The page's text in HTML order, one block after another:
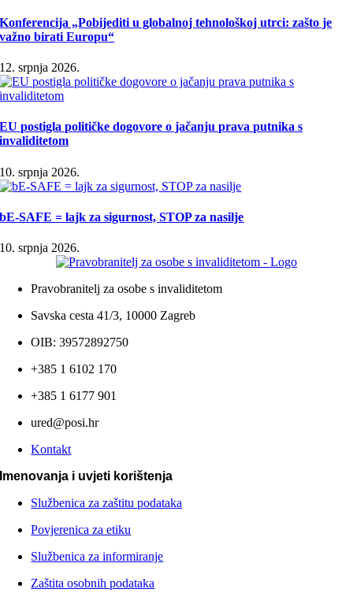
Konferencija „Pobijediti u globalnoj tehnološkoj utrci: zašto je
važno birati Europu“
12. srpnja 2026.
EU postigla političke dogovore o jačanju prava putnika s
invaliditetom
10. srpnja 2026.
bE-SAFE = lajk za sigurnost, STOP za nasilje
10. srpnja 2026.
Pravobranitelj za osobe s invaliditetom
Savska cesta 41/3, 10000 Zagreb
OIB: 39572892750
+385 1 6102 170
+385 1 6177 901
ured@posi.hr
Kontakt
Imenovanja i uvjeti korištenja
Službenica za zaštitu podataka
Povjerenica za etiku
Službenica za informiranje
Zaštita osobnih podataka